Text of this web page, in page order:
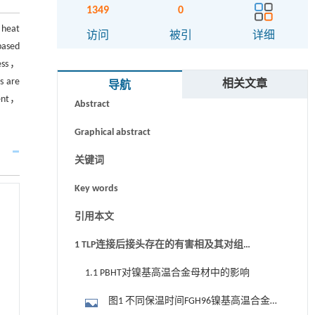
heat
，
are
，
1349
访问
0
被引 详细
导航 相关文章
Abstract
Graphical abstract
关键词
Key words
引用本文
1 TLP连接后接头存在的有害相及其对组织
1.1 PBHT对镍基高温合金母材中的影响
图1 不同保温时间FGH96镍基高温合金中